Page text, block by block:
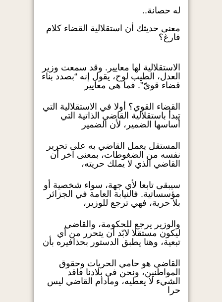
له حصانة..
معنى حديثك أن استقلالية القضاء كلام
فارغ؟
الاستقلالية لها معايير. وقد سمعت وزير
العدل، الطيب لوح، يقول إنه “بصدد بناء
قضاء قويّ”. فما هي معايير
القضاء القوي؟ أولا في الاستقلالية التي
تبدأ باستقلالية القاضي الذاتية التي
أساسها الضمير، لأن الضمير
المستقل يعمل القاضي به على تحرير
نفسه من الضغوطات، بمعنى آخر أن
القاضي الذي لا يملك حريته،
سيبقى تابعا لأي جهة، سواء شخصية أو
مؤسساتية. فالنيابة العامة في الجزائر
بلا حرية، فهي ترجع للوزير،
والوزير يرجع للحكومة، والقاضي
ليكون مستقلا لابّد أن يتحرر من أي
تبعية، وهنا يطبق الدستور بحذافيره بأن
القاضي هو حامي الحريات وحقوق
المواطنين، ونحن في بلادنا فاقد
الشيء لا يعطيه، ومادام القاضي ليس
حرا